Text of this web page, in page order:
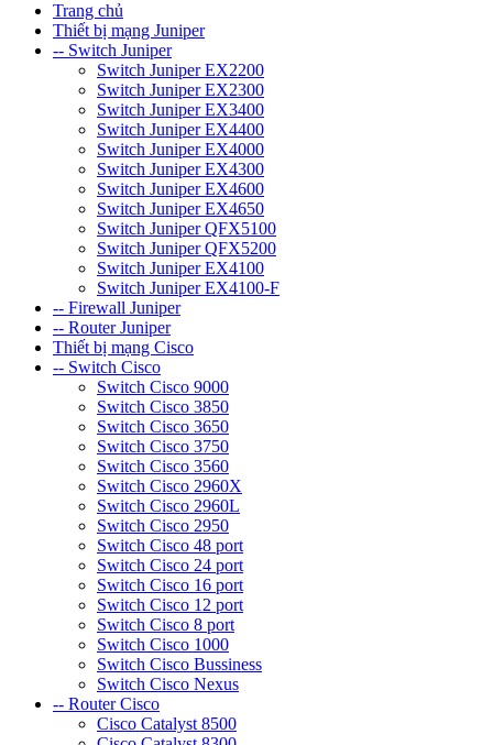
Trang chủ
Thiết bị mạng Juniper
-- Switch Juniper
Switch Juniper EX2200
Switch Juniper EX2300
Switch Juniper EX3400
Switch Juniper EX4400
Switch Juniper EX4000
Switch Juniper EX4300
Switch Juniper EX4600
Switch Juniper EX4650
Switch Juniper QFX5100
Switch Juniper QFX5200
Switch Juniper EX4100
Switch Juniper EX4100-F
-- Firewall Juniper
-- Router Juniper
Thiết bị mạng Cisco
-- Switch Cisco
Switch Cisco 9000
Switch Cisco 3850
Switch Cisco 3650
Switch Cisco 3750
Switch Cisco 3560
Switch Cisco 2960X
Switch Cisco 2960L
Switch Cisco 2950
Switch Cisco 48 port
Switch Cisco 24 port
Switch Cisco 16 port
Switch Cisco 12 port
Switch Cisco 8 port
Switch Cisco 1000
Switch Cisco Bussiness
Switch Cisco Nexus
-- Router Cisco
Cisco Catalyst 8500